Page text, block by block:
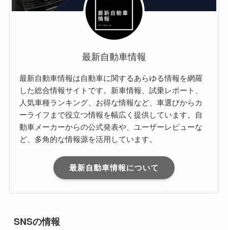
最新自動車情報
最新自動車情報は自動車に関するあらゆる情報を網羅
した総合情報サイトです。新車情報、試乗レポート、
人気車種ランキング、お得な情報など、車選びからカ
ーライフまで役立つ情報を幅広く提供しています。自
動車メーカーからの公式発表や、ユーザーレビューな
ど、多角的な情報源を活用しています。
最新自動車情報について
SNSの情報